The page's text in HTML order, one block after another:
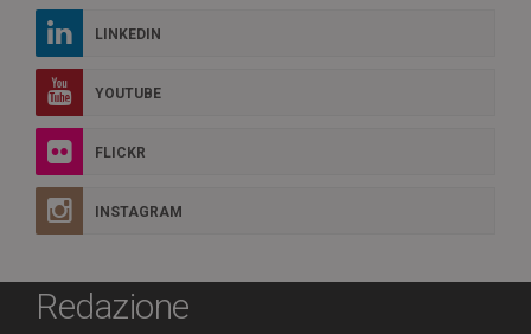
LINKEDIN
YOUTUBE
FLICKR
INSTAGRAM
Redazione